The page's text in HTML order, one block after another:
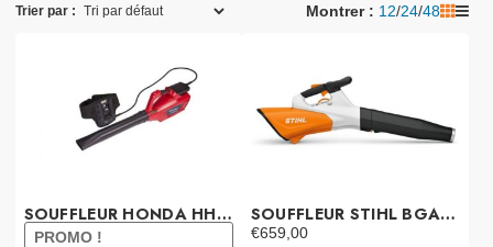
Trier par : Montrer : 12/24/48
SOUFFLEUR HONDA HHB 36 AXBE 86
PROMO !
SOUFFLEUR STIHL BGA 200
€659,00